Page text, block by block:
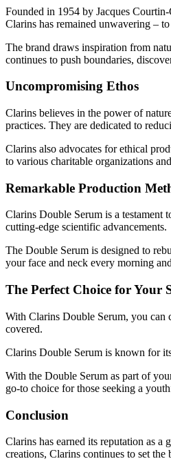
Founded in 1954 by Jacques
Clarins has remained unwavering –
The brand draws inspiration from
continues to push boundaries,
Uncompromising Ethos
Clarins believes in the power of
practices. They are dedicated to
Clarins also advocates for ethical
to various charitable organizations
Remarkable Production
Clarins Double Serum is a testament
cutting-edge scientific advancements.
The Double Serum is designed to
your face and neck every morning
The Perfect Choice for Your
With Clarins Double Serum, you can
covered.
Clarins Double Serum is known for
With the Double Serum as part of
go-to choice for those seeking a
Conclusion
Clarins has earned its reputation as
creations, Clarins continues to set